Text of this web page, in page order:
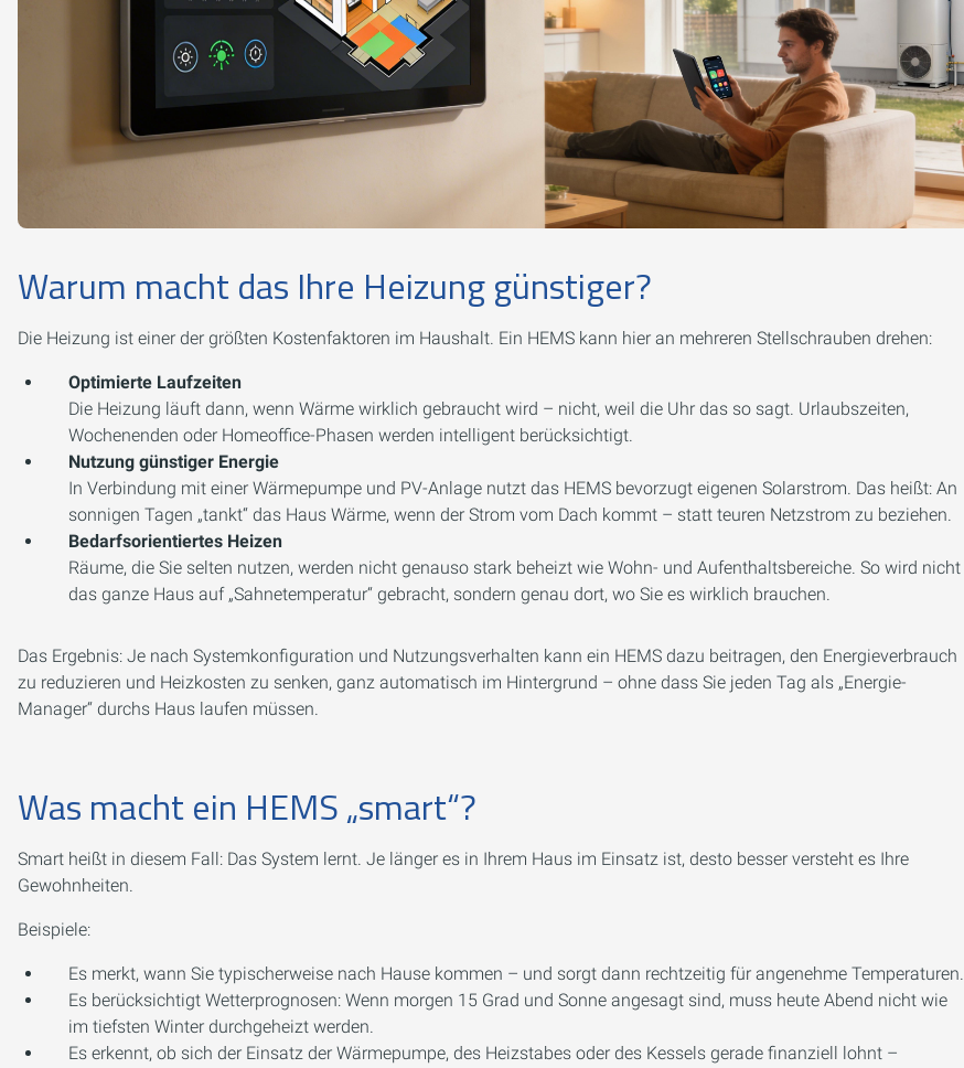
Warum macht das Ihre Heizung günstiger?
Die Heizung ist einer der größten Kostenfaktoren im Haushalt. Ein HEMS kann hier an mehreren Stellschrauben drehen:
Optimierte Laufzeiten
Die Heizung läuft dann, wenn Wärme wirklich gebraucht wird – nicht, weil die Uhr das so sagt. Urlaubszeiten,
Wochenenden oder Homeoffice-Phasen werden intelligent berücksichtigt.
Nutzung günstiger Energie
In Verbindung mit einer Wärmepumpe und PV-Anlage nutzt das HEMS bevorzugt eigenen Solarstrom. Das heißt: An
sonnigen Tagen „tankt“ das Haus Wärme, wenn der Strom vom Dach kommt – statt teuren Netzstrom zu beziehen.
Bedarfsorientiertes Heizen
Räume, die Sie selten nutzen, werden nicht genauso stark beheizt wie Wohn- und Aufenthaltsbereiche. So wird nicht
das ganze Haus auf „Sahnetemperatur“ gebracht, sondern genau dort, wo Sie es wirklich brauchen.
Das Ergebnis: Je nach Systemkonfiguration und Nutzungsverhalten kann ein HEMS dazu beitragen, den Energieverbrauch
zu reduzieren und Heizkosten zu senken, ganz automatisch im Hintergrund – ohne dass Sie jeden Tag als „Energie-
Manager“ durchs Haus laufen müssen.
Was macht ein HEMS „smart“?
Smart heißt in diesem Fall: Das System lernt. Je länger es in Ihrem Haus im Einsatz ist, desto besser versteht es Ihre
Gewohnheiten.
Beispiele:
Es merkt, wann Sie typischerweise nach Hause kommen – und sorgt dann rechtzeitig für angenehme Temperaturen.
Es berücksichtigt Wetterprognosen: Wenn morgen 15 Grad und Sonne angesagt sind, muss heute Abend nicht wie
im tiefsten Winter durchgeheizt werden.
Es erkennt, ob sich der Einsatz der Wärmepumpe, des Heizstabes oder des Kessels gerade finanziell lohnt –